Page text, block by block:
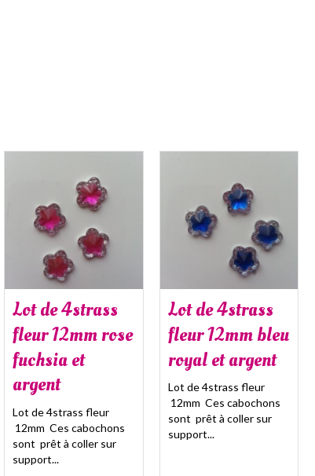
Lot de 4strass
fleur 12mm rose
fuchsia et
argent
Lot de 4strass fleur
12mm Ces cabochons
sont prêt à coller sur
support...
Lot de 4strass
fleur 12mm bleu
royal et argent
Lot de 4strass fleur
12mm Ces cabochons
sont prêt à coller sur
support...